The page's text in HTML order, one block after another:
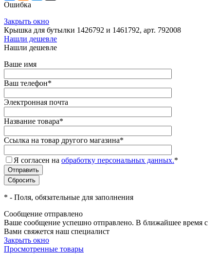
Ошибка
Закрыть окно
Крышка для бутылки 1426792 и 1461792, арт. 792008
Нашли дешевле
Нашли дешевле
Ваше имя
Ваш телефон*
Электронная почта
Название товара*
Ссылка на товар другого магазина*
Я согласен на обработку персональных данных.*
* - Поля, обязательные для заполнения
Сообщение отправлено
Ваше сообщение успешно отправлено. В ближайшее время с
Вами свяжется наш специалист
Закрыть окно
Просмотренные товары